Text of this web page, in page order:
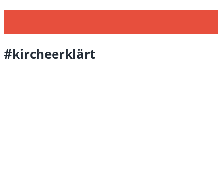
#kircheerklärt